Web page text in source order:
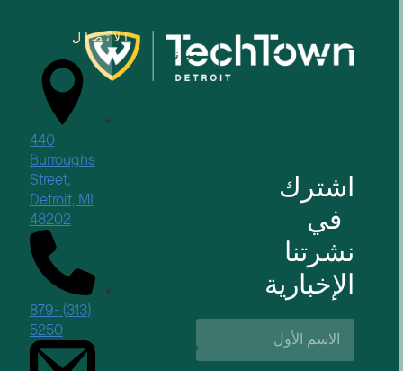
اشترك
في
نشرتنا
الإخبارية
الاسم
الأول*
من نحن
للشركات الناشئة في مجال التكنولوجيا
دعم الأعمال والموارد
الاتصال
440
Burroughs
Street,
Detroit, MI
48202
(313) 879-
5250